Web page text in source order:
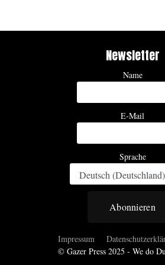
Newsletter
Name
E-Mail
Sprache
Abonnieren
Impressum
© Gazer Press 2025 - We do